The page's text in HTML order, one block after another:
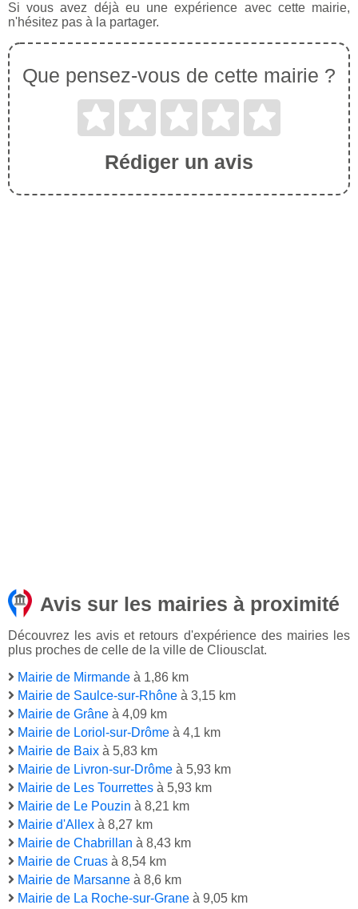
Si vous avez déjà eu une expérience avec cette mairie,
n'hésitez pas à la partager.
Que pensez-vous de cette mairie ?
Rédiger un avis
Avis sur les mairies à proximité
Découvrez les avis et retours d'expérience des mairies les
plus proches de celle de la ville de Cliousclat.
Mairie de Mirmande à 1,86 km
Mairie de Saulce-sur-Rhône à 3,15 km
Mairie de Grâne à 4,09 km
Mairie de Loriol-sur-Drôme à 4,1 km
Mairie de Baix à 5,83 km
Mairie de Livron-sur-Drôme à 5,93 km
Mairie de Les Tourrettes à 5,93 km
Mairie de Le Pouzin à 8,21 km
Mairie d'Allex à 8,27 km
Mairie de Chabrillan à 8,43 km
Mairie de Cruas à 8,54 km
Mairie de Marsanne à 8,6 km
Mairie de La Roche-sur-Grane à 9,05 km